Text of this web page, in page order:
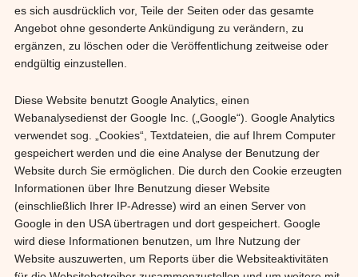
es sich ausdrücklich vor, Teile der Seiten oder das gesamte
Angebot ohne gesonderte Ankündigung zu verändern, zu
ergänzen, zu löschen oder die Veröffentlichung zeitweise oder
endgültig einzustellen.
Diese Website benutzt Google Analytics, einen
Webanalysedienst der Google Inc. („Google“). Google Analytics
verwendet sog. „Cookies“, Textdateien, die auf Ihrem Computer
gespeichert werden und die eine Analyse der Benutzung der
Website durch Sie ermöglichen. Die durch den Cookie erzeugten
Informationen über Ihre Benutzung dieser Website
(einschließlich Ihrer IP-Adresse) wird an einen Server von
Google in den USA übertragen und dort gespeichert. Google
wird diese Informationen benutzen, um Ihre Nutzung der
Website auszuwerten, um Reports über die Websiteaktivitäten